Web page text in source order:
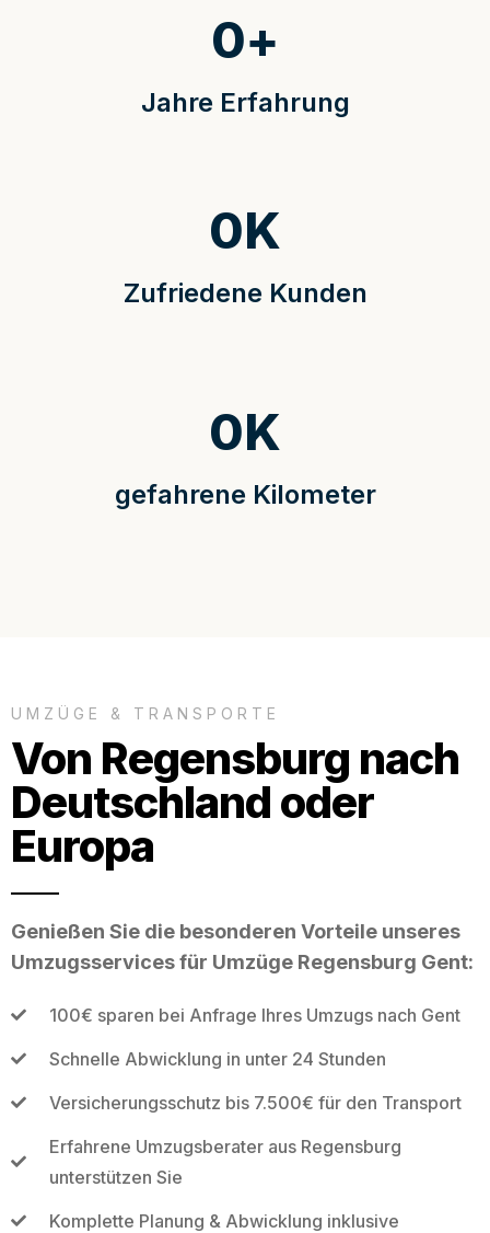
Jahre Erfahrung
0+
Zufriedene Kunden
0K
gefahrene Kilometer
0K
UMZÜGE & TRANSPORTE
Von Regensburg nach
Deutschland oder
Europa
Genießen Sie die besonderen Vorteile unseres
Umzugsservices für Umzüge Regensburg Gent:
100€ sparen bei Anfrage Ihres Umzugs nach Gent
Schnelle Abwicklung in unter 24 Stunden
Versicherungsschutz bis 7.500€ für den Transport
Erfahrene Umzugsberater aus Regensburg
unterstützen Sie
Komplette Planung & Abwicklung inklusive